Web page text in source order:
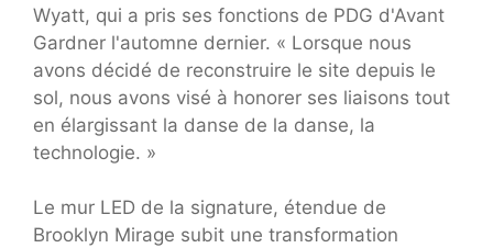
Wyatt, qui a pris ses fonctions de PDG d'Avant
Gardner l'automne dernier. « Lorsque nous
avons décidé de reconstruire le site depuis le
sol, nous avons visé à honorer ses liaisons tout
en élargissant la danse de la danse, la
technologie. »
Le mur LED de la signature, étendue de
Brooklyn Mirage subit une transformation